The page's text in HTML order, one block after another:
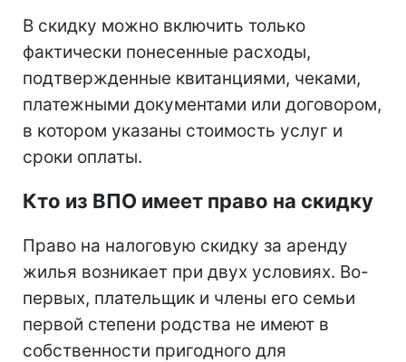
В скидку можно включить только
фактически понесенные расходы,
подтвержденные квитанциями, чеками,
платежными документами или договором,
в котором указаны стоимость услуг и
сроки оплаты.
Кто из ВПО имеет право на скидку
Право на налоговую скидку за аренду
жилья возникает при двух условиях. Во-
первых, плательщик и члены его семьи
первой степени родства не имеют в
собственности пригодного для